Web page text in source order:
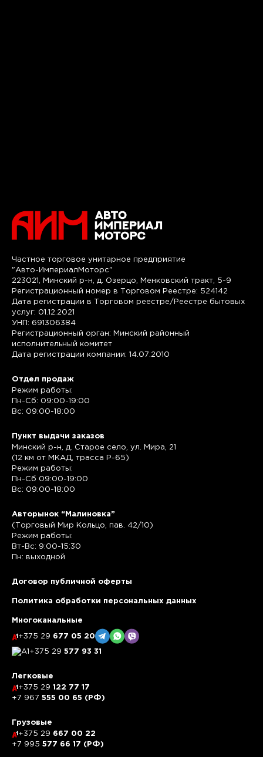
Частное торговое унитарное предприятие
"Авто-ИмпериалМоторс"
223021, Минский р-н, д. Озерцо, Менковский тракт, 5-9
Регистрационный номер в Торговом Реестре: 524142
Дата регистрации в Торговом реестре/Реестре бытовых
услуг: 01.12.2021
УНП: 691306384
Регистрационный орган: Минский районный
исполнительный комитет
Дата регистрации компании: 14.07.2010
Отдел продаж
Режим работы:
Пн-Сб: 09:00-19:00
Вс: 09:00-18:00
Пункт выдачи заказов
Минский р-н, д. Старое село, ул. Мира, 21
(12 км от МКАД, трасса P-65)
Режим работы:
Пн-Сб 09:00-19:00
Вс: 09:00-18:00
Авторынок “Малиновка”
(Торговый Мир Кольцо, пав. 42/10)
Режим работы:
Вт-Вс: 9:00-15:30
Пн: выходной
Договор публичной оферты
Политика обработки персональных данных
Многоканальные
+375 29 677 05 20
+375 29 577 93 31
Легковые
+375 29 122 77 17
+7 967 555 00 65 (РФ)
Грузовые
+375 29 667 00 22
+7 995 577 66 17 (РФ)